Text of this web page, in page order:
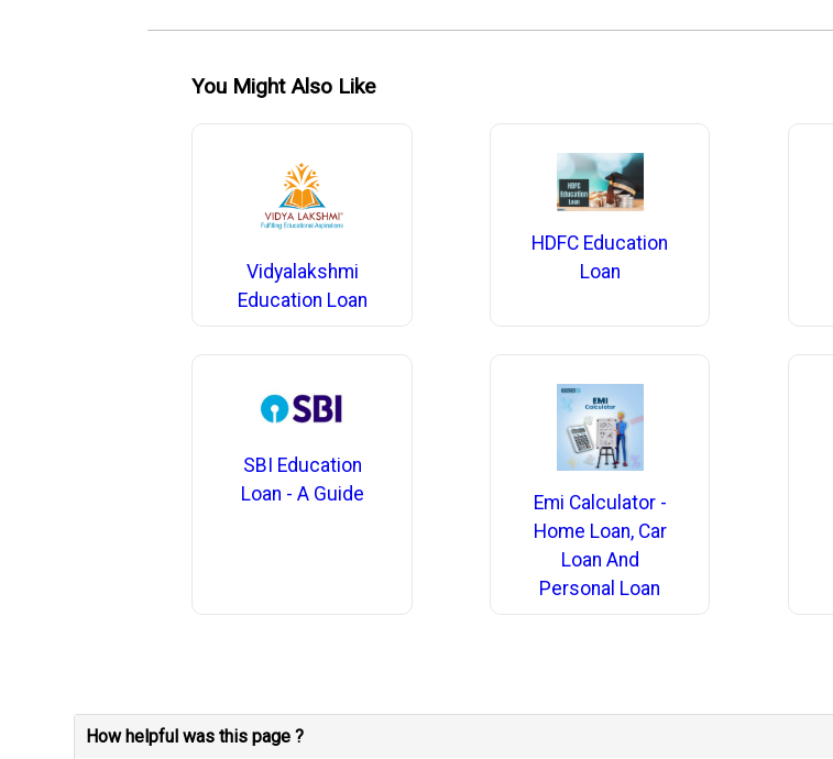
You Might Also Like
Vidyalakshmi
Education Loan
HDFC Education
Loan
SBI Education
Loan - A Guide
Emi Calculator -
Home Loan, Car
Loan And
Personal Loan
How helpful was this page ?